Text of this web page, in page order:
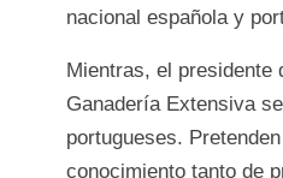
nacional española y
Mientras, el presidente
Ganadería Extensiva
portugueses.
conocimiento tanto de